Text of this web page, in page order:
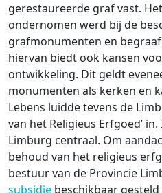
gerestaureerde graf vast.
ondernomen werd bij de
grafmonumenten en
hiervan biedt ook kansen
ontwikkeling. Dit geldt
monumenten als kerken en
Lebens luidde tevens de
van het Religieus Erfgoed’
Limburg centraal. Om
behoud van het religieus
bestuur van de Provincie
subsidie beschikbaar